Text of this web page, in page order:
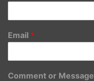
Email *
Comment or Message